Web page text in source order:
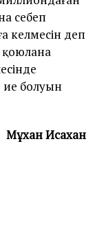
себеп
келмесін деп
қоюлана
болуын
Мұхан Исахан